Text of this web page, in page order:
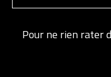
Pour ne rien rater